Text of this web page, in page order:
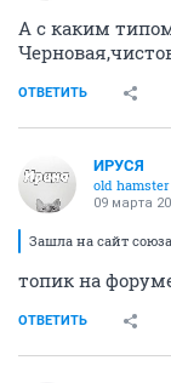
А с каким
ОТВЕТИТЬ
ИРУСЯ
old hamster
09 марта
Зашла на сайт
топик на
ОТВЕТИТЬ